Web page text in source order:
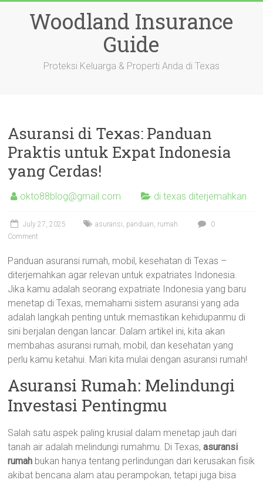
Woodland Insurance
Guide
Proteksi Keluarga & Properti Anda di Texas
Asuransi di Texas: Panduan
Praktis untuk Expat Indonesia
yang Cerdas!
okto88blog@gmail.com di texas diterjemahkan
July 27, 2025 asuransi, panduan, rumah
0
Comment
Panduan asuransi rumah, mobil, kesehatan di Texas –
diterjemahkan agar relevan untuk expatriates Indonesia.
Jika kamu adalah seorang expatriate Indonesia yang baru
menetap di Texas, memahami sistem asuransi yang ada
adalah langkah penting untuk memastikan kehidupanmu di
sini berjalan dengan lancar. Dalam artikel ini, kita akan
membahas asuransi rumah, mobil, dan kesehatan yang
perlu kamu ketahui. Mari kita mulai dengan asuransi rumah!
Asuransi Rumah: Melindungi
Investasi Pentingmu
Salah satu aspek paling krusial dalam menetap jauh dari
tanah air adalah melindungi rumahmu. Di Texas,asuransi
rumah bukan hanya tentang perlindungan dari kerusakan fisik
akibat bencana alam atau perampokan, tetapi juga bisa